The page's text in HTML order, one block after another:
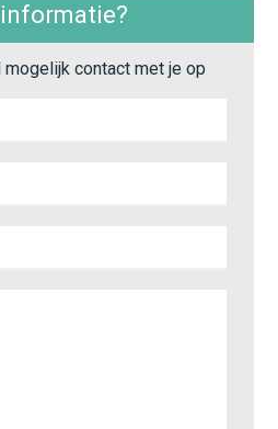
contact met je op